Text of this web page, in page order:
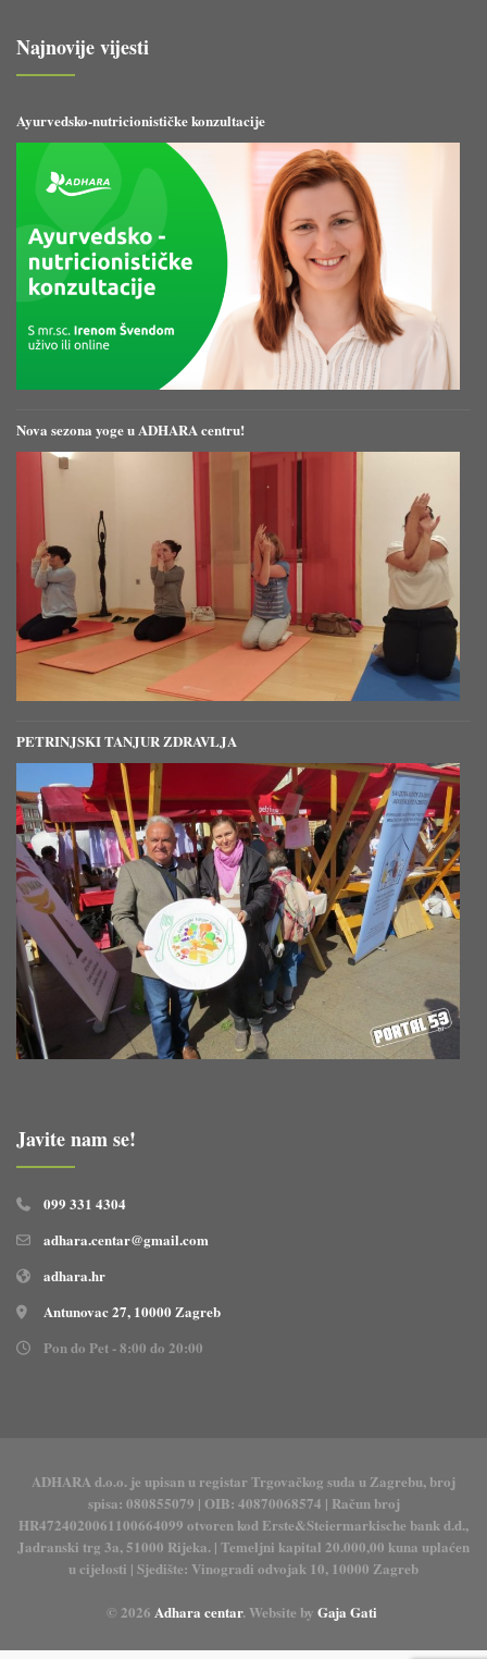
Najnovije vijesti
Ayurvedsko-nutricionističke konzultacije
Nova sezona yoge u ADHARA centru!
PETRINJSKI TANJUR ZDRAVLJA
Javite nam se!
099 331 4304
adhara.centar@gmail.com
adhara.hr
Antunovac 27, 10000 Zagreb
Pon do Pet - 8:00 do 20:00
ADHARA d.o.o. je upisan u registar Trgovačkog suda u Zagrebu, broj
spisa: 080855079 | OIB: 40870068574 | Račun broj
HR4724020061100664099 otvoren kod Erste&Steiermarkische bank d.d.,
Jadranski trg 3a, 51000 Rijeka. | Temeljni kapital 20.000,00 kuna uplaćen
u cijelosti | Sjedište: Vinogradi odvojak 10, 10000 Zagreb
© 2026 Adhara centar. Website by Gaja Gati